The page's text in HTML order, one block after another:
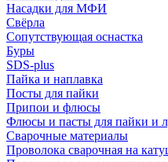
Насадки для МФИ
Свёрла
Сопутствующая оснастка
Буры
SDS-plus
Пайка и наплавка
Посты для пайки
Припои и флюсы
Флюсы и пасты для пайки и
Сварочные материалы
Проволока сварочная на